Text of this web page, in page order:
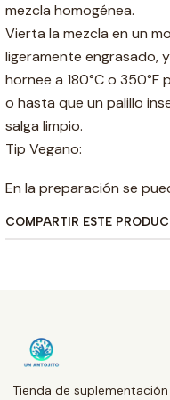
mezcla homogénea.
Vierta la mezcla en un
ligeramente engrasado,
hornee a 180°C o
o hasta que un palillo
salga limpio.
Tip Vegano:
En la preparación se
COMPARTIR ESTE
Tienda de